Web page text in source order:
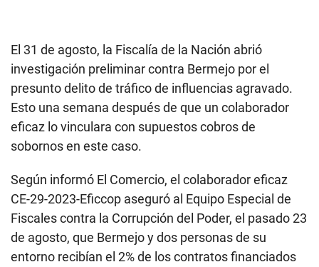
El 31 de agosto, la Fiscalía de la Nación abrió
investigación preliminar contra Bermejo por el
presunto delito de tráfico de influencias agravado.
Esto una semana después de que un colaborador
eficaz lo vinculara con supuestos cobros de
sobornos en este caso.
Según informó El Comercio, el colaborador eficaz
CE-29-2023-Eficcop aseguró al Equipo Especial de
Fiscales contra la Corrupción del Poder, el pasado 23
de agosto, que Bermejo y dos personas de su
entorno recibían el 2% de los contratos financiados